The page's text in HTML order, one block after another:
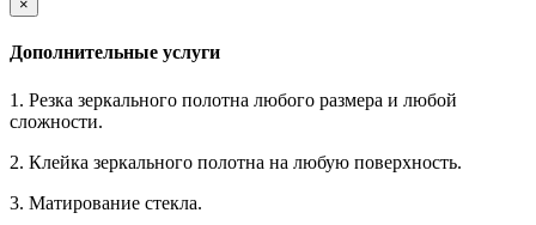
×
Дополнительные услуги
1. Резка зеркального полотна любого размера и любой
сложности.
2. Клейка зеркального полотна на любую поверхность.
3. Матирование стекла.